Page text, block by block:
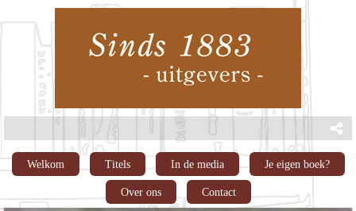
Welkom Titels In de media Je eigen boek?
Over ons Contact